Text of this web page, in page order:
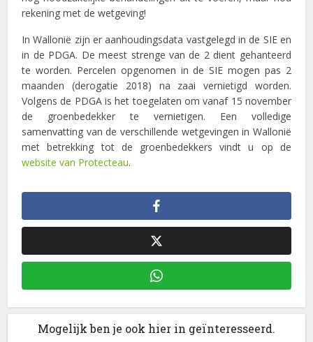
rekening met de wetgeving!
In Wallonië zijn er aanhoudingsdata vastgelegd in de SIE en
in de PDGA. De meest strenge van de 2 dient gehanteerd
te worden. Percelen opgenomen in de SIE mogen pas 2
maanden (derogatie 2018) na zaai vernietigd worden.
Volgens de PDGA is het toegelaten om vanaf 15 november
de groenbedekker te vernietigen. Een volledige
samenvatting van de verschillende wetgevingen in Wallonië
met betrekking tot de groenbedekkers vindt u op de
website van Protecteau.
Mogelijk ben je ook hier in geïnteresseerd.